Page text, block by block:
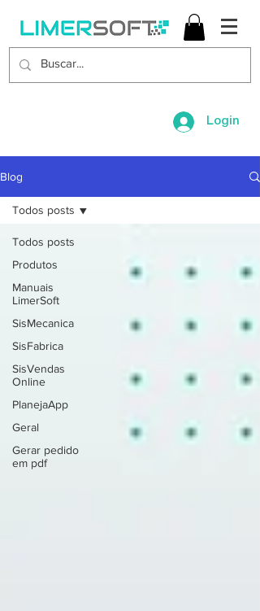
Login
Blog
Todos posts
Produtos
Manuais
LimerSoft
SisMecanica
SisFabrica
SisVendas
Online
PlanejaApp
Geral
Gerar pedido
em pdf
Todos posts